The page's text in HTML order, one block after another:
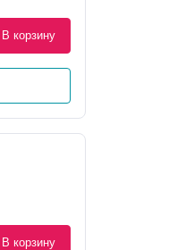
В корзину
В корзину